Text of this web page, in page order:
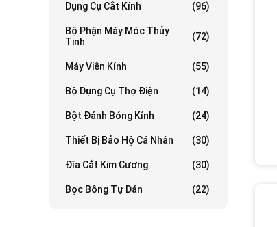
Dụng Cụ Cắt Kính (96)
Bộ Phận Máy Móc Thủy
Tinh
(72)
Máy Viền Kính (55)
Bộ Dụng Cụ Thợ Điện (14)
Bột Đánh Bóng Kính (24)
Thiết Bị Bảo Hộ Cá Nhân (30)
Đĩa Cắt Kim Cương (30)
Bọc Bông Tự Dán (22)